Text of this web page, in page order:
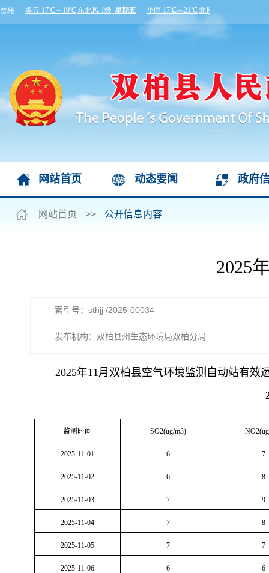
网站首页 动态要闻 政府
网站首页 >> 公开信息内容
2025
索引号：sthjj /2025-00034
发布机构：双柏县州生态环境局双柏分局
2025年11月双柏县空气环境监测自动站有效
监测时间 SO2(ug/m3)
2025-11-01 6 7
2025-11-02 6 8
2025-11-03 7 9
2025-11-04 7 8
2025-11-05 7 7
2025-11-06 6 6